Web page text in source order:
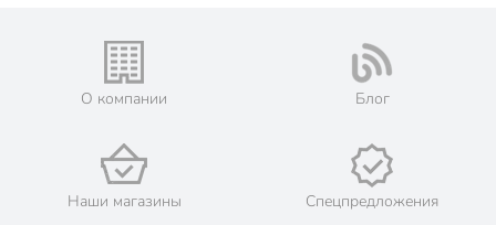
О компании Блог
Наши магазины Спецпредложения